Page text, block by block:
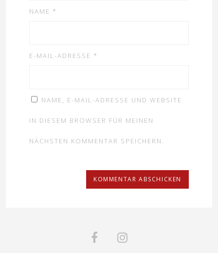
NAME *
E-MAIL-ADRESSE *
NAME, E-MAIL-ADRESSE UND WEBSITE
IN DIESEM BROWSER FÜR MEINEN
NÄCHSTEN KOMMENTAR SPEICHERN.